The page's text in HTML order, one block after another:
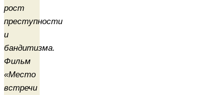
рост
преступности
и
бандитизма.
Фильм
«Место
встречи